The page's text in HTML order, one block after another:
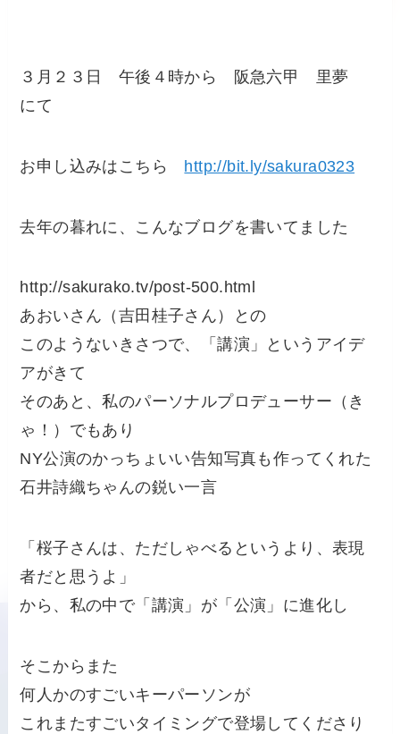
３月２３日 午後４時から 阪急六甲 里夢
にて
お申し込みはこちら http://bit.ly/sakura0323
去年の暮れに、こんなブログを書いてました
http://sakurako.tv/post-500.html
あおいさん（吉田桂子さん）との
このようないきさつで、「講演」というアイデ
アがきて
そのあと、私のパーソナルプロデューサー（き
ゃ！）でもあり
NY公演のかっちょいい告知写真も作ってくれた
石井詩織ちゃんの鋭い一言
「桜子さんは、ただしゃべるというより、表現
者だと思うよ」
から、私の中で「講演」が「公演」に進化し
そこからまた
何人かのすごいキーパーソンが
これまたすごいタイミングで登場してくださり